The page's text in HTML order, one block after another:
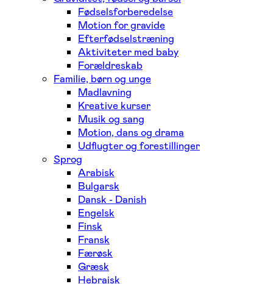
Fødselsforberedelse
Motion for gravide
Efterfødselstræning
Aktiviteter med baby
Forældreskab
Familie, børn og unge
Madlavning
Kreative kurser
Musik og sang
Motion, dans og drama
Udflugter og forestillinger
Sprog
Arabisk
Bulgarsk
Dansk - Danish
Engelsk
Finsk
Fransk
Færøsk
Græsk
Hebraisk